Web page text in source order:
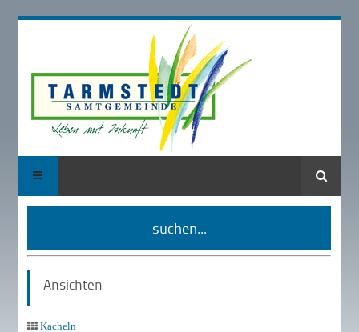
Suche
suchen...
Ansichten
Kacheln